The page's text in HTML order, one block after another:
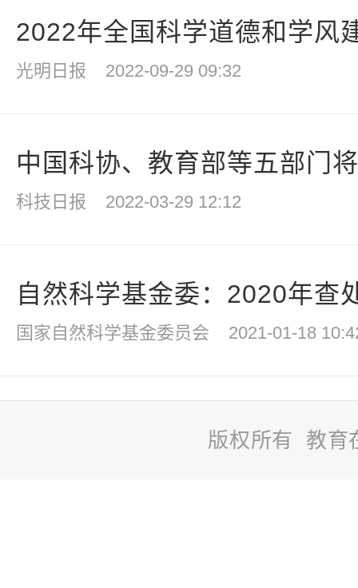
2022年全国科学道德和学风
光明日报 2022-09-29 09:32
中国科协、教育部等五部门
科技日报 2022-03-29 12:12
自然科学基金委：2020年查
国家自然科学基金委员会 2021-01-18
版权所有 教育